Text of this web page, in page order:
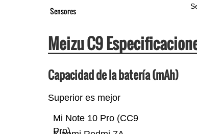
Sensores
Meizu C9
Capacidad de la batería (mAh)
Superior es mejor
Mi Note 10 Pro (CC9
Pro)